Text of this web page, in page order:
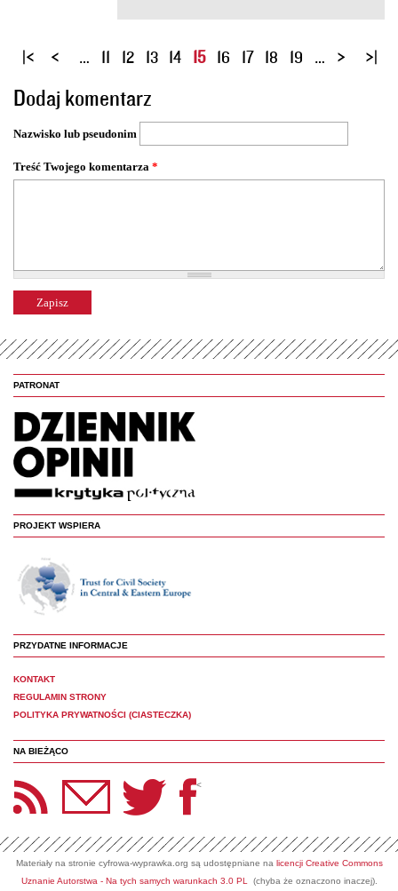
S
r
o
n
y
… 11 12 13 14 15 16 17 18 19 …
Dodaj komentarz
Nazwisko lub pseudonim
Treść Twojego komentarza *
PATRONAT
PROJEKT WSPIERA
PRZYDATNE INFORMACJE
KONTAKT
REGULAMIN STRONY
POLITYKA PRYWATNOŚCI (CIASTECZKA)
NA BIEŻĄCO
Panoptyka Facebook <
Materiały na stronie cyfrowa-wyprawka.org są udostępniane na licencji Creative Commons
Uznanie Autorstwa - Na tych samych warunkach 3.0 PL
(chyba że oznaczono inaczej).